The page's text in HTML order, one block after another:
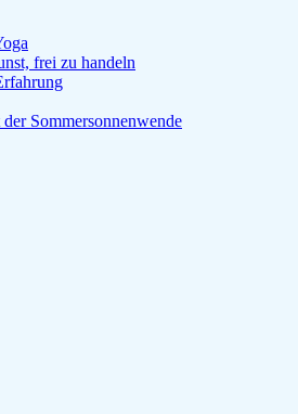
frei zu handeln
Sommersonnenwende